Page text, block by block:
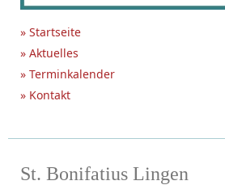
» Startseite
» Aktuelles
» Terminkalender
» Kontakt
St. Bonifatius Lingen